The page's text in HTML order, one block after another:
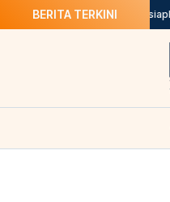
BERITA TERKINI
Stimulus Semester II